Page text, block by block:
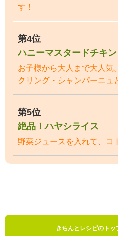
す！
第4位
ハニーマスタードチキン
お子様から大人まで大人気
クリング・シャンパーニュ
第5位
絶品！ハヤシライス
野菜ジュースを入れて、コ
きちんとレシピのト